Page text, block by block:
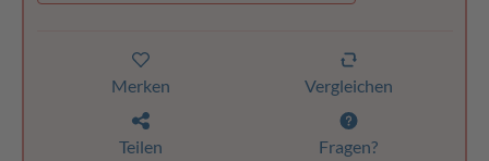
Merken Vergleichen
Teilen Fragen?